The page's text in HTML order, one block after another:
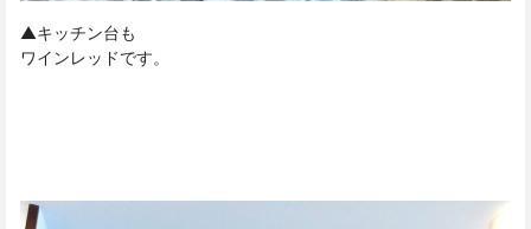
▲キッチン台も
ワインレッドです。